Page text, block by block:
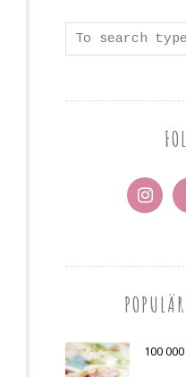
100 000